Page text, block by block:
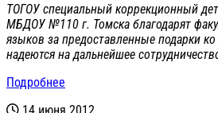
ТОГОУ специальный коррекционный
МБДОУ №110 г. Томска благодарят
языков за предоставленные подарки
надеются на дальнейшее
Подробнее
14 июня 2012